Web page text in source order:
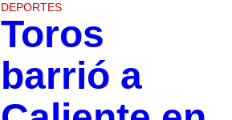
DEPORTES
Toros
barrió a